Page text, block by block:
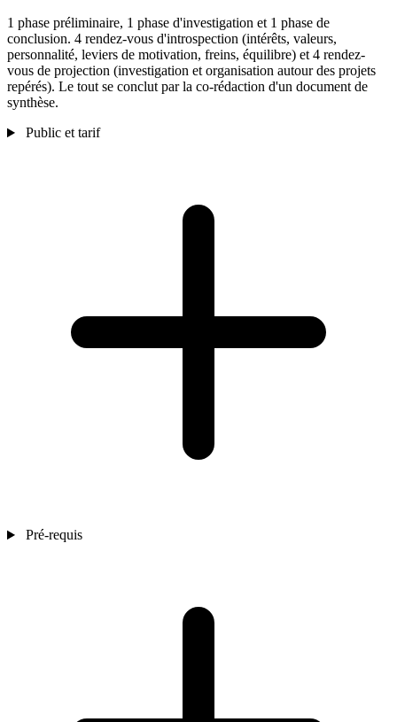
1 phase préliminaire, 1 phase d'investigation et 1 phase de
conclusion. 4 rendez-vous d'introspection (intérêts, valeurs,
personnalité, leviers de motivation, freins, équilibre) et 4 rendez-
vous de projection (investigation et organisation autour des projets
repérés). Le tout se conclut par la co-rédaction d'un document de
synthèse.
Public et tarif
Pré-requis